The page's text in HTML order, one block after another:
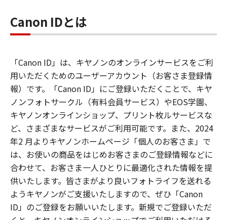
Canon IDとは
「Canon ID」は、キヤノンのオンラインサービスをご利
用いただくためのユーザーアカウント（お客さま登録情
報）です。「Canon ID」にご登録いただくことで、キヤ
ノンフォトサークル（有料会員サービス）やEOS学園、
キヤノンオンラインショップ、プリント枚ルサービスな
ど、さまざまなサービスがご利用可能です。また、2024
年2 月よりキヤノンホームページ「個人のお客さま」で
は、お使いの商品をはじめお客さまのご登録情報などに
合わせて、お客さま一人ひとりに最適化された情報を提
供いたします。皆さまがより良いフォトライフを送れる
ようキヤノンがご支援いたしますので、ぜひ「Canon
ID」のご登録をお願いいたします。新規でご登録いただ